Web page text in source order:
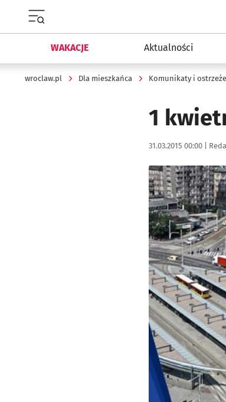
WAKACJE Aktualności
wroclaw.pl Dla mieszkańca Komunikaty i
1
Data publikacji:
31.03.2015 00:00 |
Kliknij, aby